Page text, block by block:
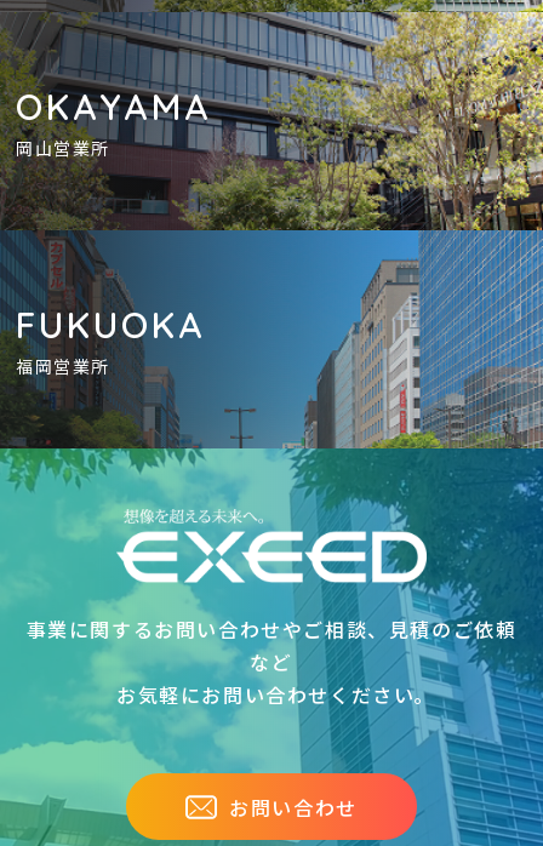
OKAYAMA
岡山営業所
FUKUOKA
福岡営業所
事業に関するお問い合わせやご相談、見積のご依頼
など
お気軽にお問い合わせください｡
お問い合わせ